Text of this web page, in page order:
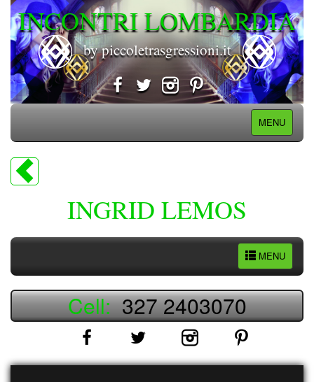
INCONTRI LOMBARDIA
by piccoletrasgressioni.it
MENU
INGRID LEMOS
MENU
Cell:327 2403070